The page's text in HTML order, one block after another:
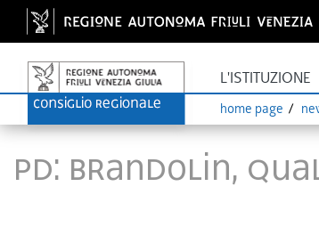
L'ISTITUZIONE
home page
PD: Brandolin,